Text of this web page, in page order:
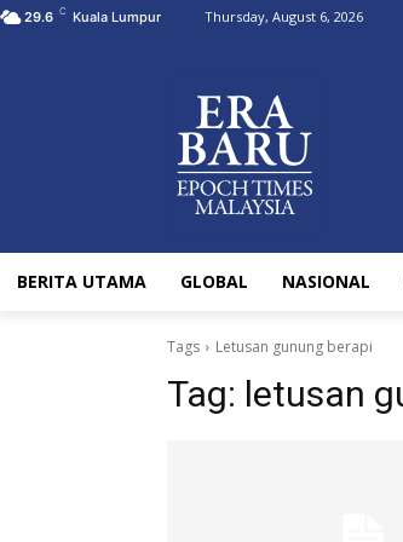
29.6 C Kuala Lumpur Thursday, August 6, 2026
BERITA UTAMA GLOBAL NASIONAL
Tags Letusan gunung berapi
Tag: letusan